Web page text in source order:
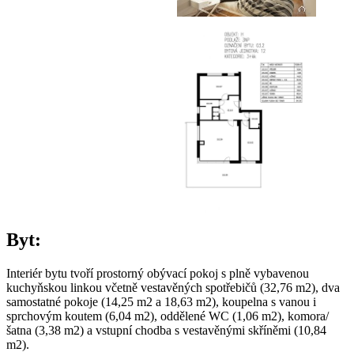
Byt:
Interiér bytu tvoří prostorný obývací pokoj s plně vybavenou
kuchyňskou linkou včetně vestavěných spotřebičů (32,76 m2), dva
samostatné pokoje (14,25 m2 a 18,63 m2), koupelna s vanou i
sprchovým koutem (6,04 m2), oddělené WC (1,06 m2), komora/
šatna (3,38 m2) a vstupní chodba s vestavěnými skříněmi (10,84
m2).